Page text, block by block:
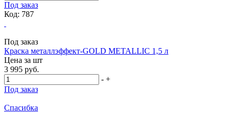
Под заказ
Код: 787
Под заказ
Краска металлэффект-GOLD METALLIC 1,5 л
Цена за шт
3 995 руб.
- +
Под заказ
Спасибка